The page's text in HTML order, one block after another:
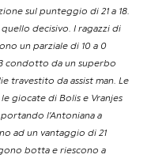
sul punteggio di 21 a 18.
decisivo. I ragazzi di
un parziale di 10 a 0
condotto da un superbo
travestito da assist man. Le
giocate di Bolis e Vranjes
l’Antoniana a
ad un vantaggio di 21
botta e riescono a